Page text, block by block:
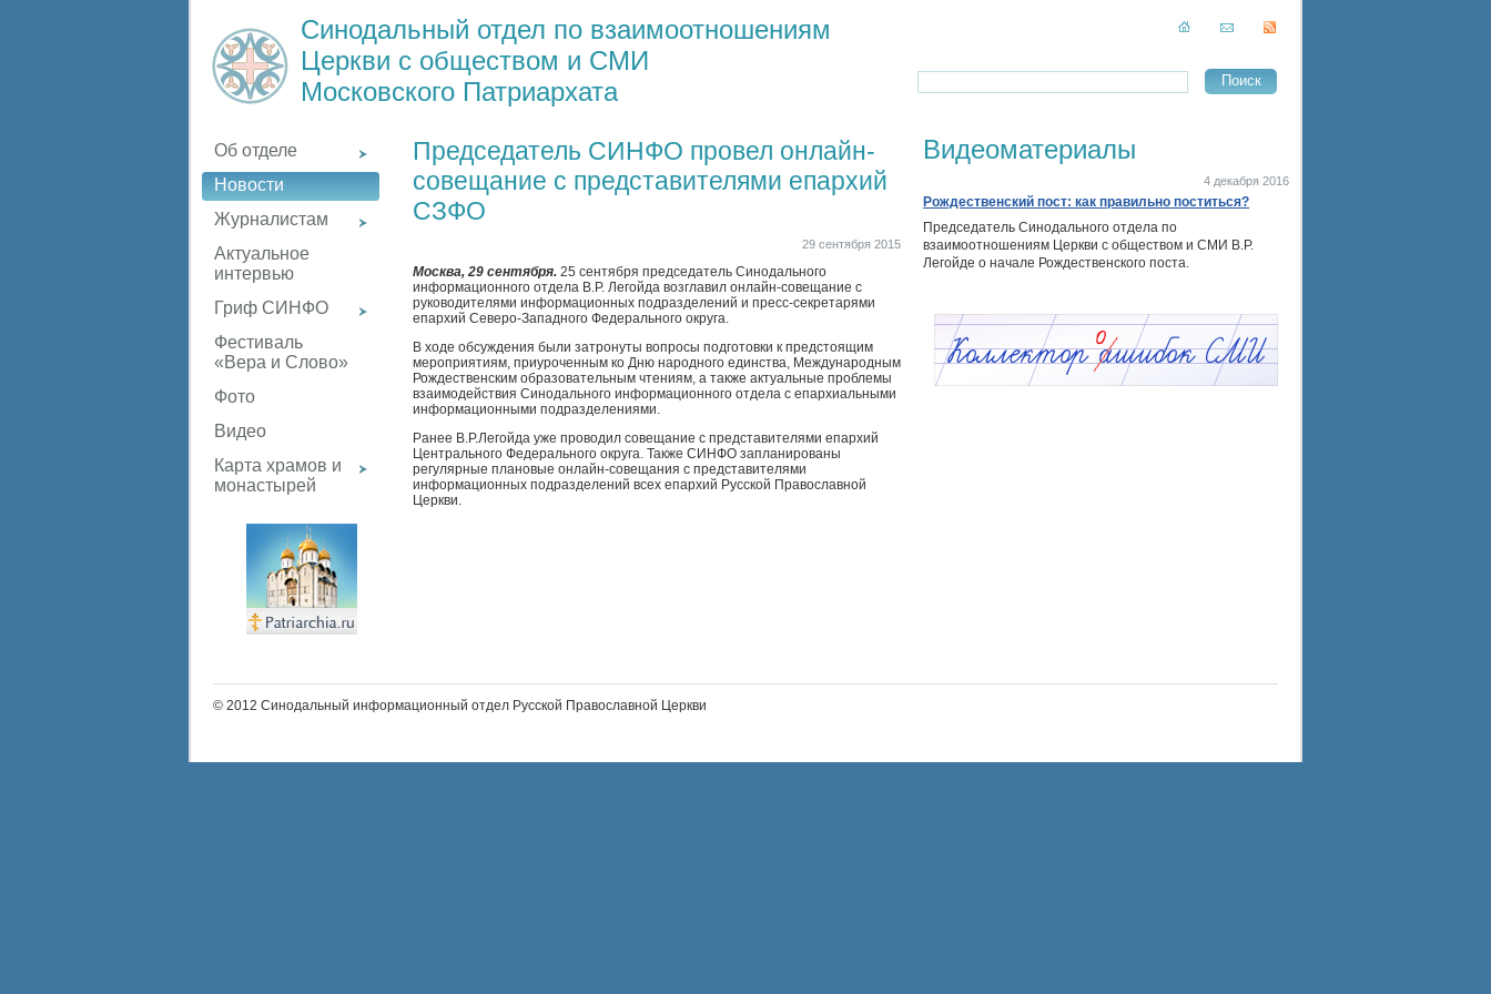
Синодальный отдел по взаимоотношениям
Церкви с обществом и СМИ
Московского Патриархата
Об отделе
Новости
Журналистам
Актуальное
интервью
Гриф СИНФО
Фестиваль
«Вера и Слово»
Фото
Видео
Карта храмов и
монастырей
Видеоматериалы
4 декабря 2016
Рождественский пост: как правильно поститься?
Председатель Синодального отдела по
взаимоотношениям Церкви с обществом и СМИ В.Р.
Легойде о начале Рождественского поста.
Председатель СИНФО провел онлайн-
совещание с представителями епархий
СЗФО
29 сентября 2015
Москва, 29 сентября. 25 сентября председатель Синодального
информационного отдела В.Р. Легойда возглавил онлайн-совещание с
руководителями информационных подразделений и пресс-секретарями
епархий Северо-Западного Федерального округа.
В ходе обсуждения были затронуты вопросы подготовки к предстоящим
мероприятиям, приуроченным ко Дню народного единства, Международным
Рождественским образовательным чтениям, а также актуальные проблемы
взаимодействия Синодального информационного отдела с епархиальными
информационными подразделениями.
Ранее В.Р.Легойда уже проводил совещание с представителями епархий
Центрального Федерального округа. Также СИНФО запланированы
регулярные плановые онлайн-совещания с представителями
информационных подразделений всех епархий Русской Православной
Церкви.
© 2012 Синодальный информационный отдел Русской Православной Церкви